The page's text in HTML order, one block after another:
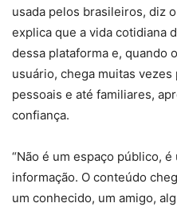
usada pelos brasileiros, diz
explica que a vida cotidiana
dessa plataforma e, quando
usuário, chega muitas
pessoais e até familiares,
confiança.
“Não é um espaço público,
informação. O conteúdo
um conhecido, um amigo,